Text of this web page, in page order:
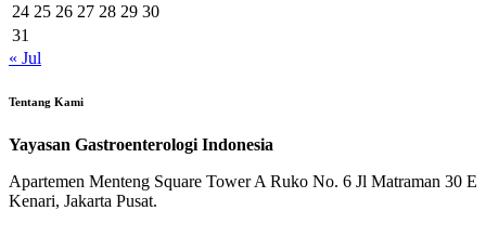
24 25 26 27 28 29 30
31
« Jul
Tentang Kami
Yayasan Gastroenterologi Indonesia
Apartemen Menteng Square Tower A Ruko No. 6 Jl Matraman 30 E
Kenari, Jakarta Pusat.